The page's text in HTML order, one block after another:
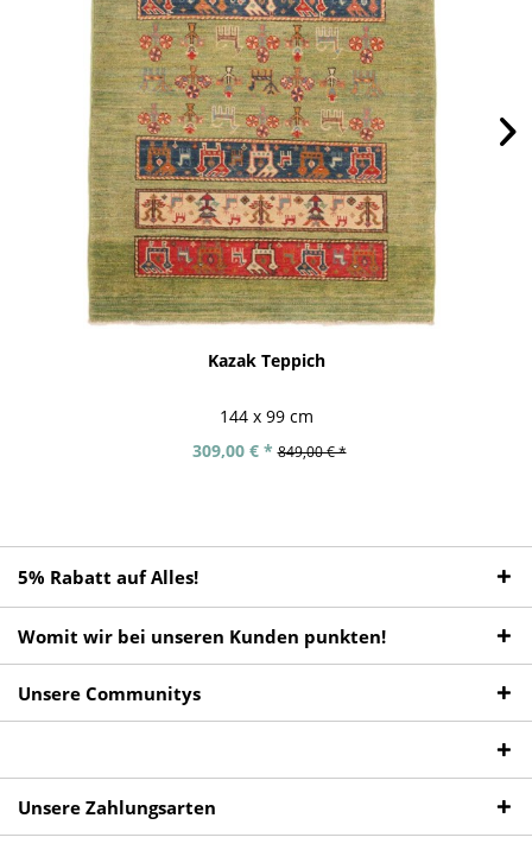
Kazak Teppich
144 x 99 cm
309,00 € * 849,00 € *
5% Rabatt auf Alles!
Womit wir bei unseren Kunden punkten!
Unsere Communitys
Unsere Zahlungsarten